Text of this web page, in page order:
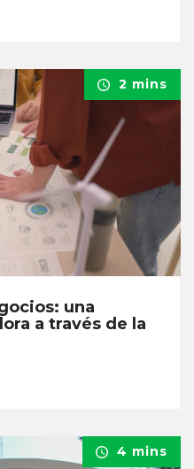
2 mins
una
a través de la
4 mins